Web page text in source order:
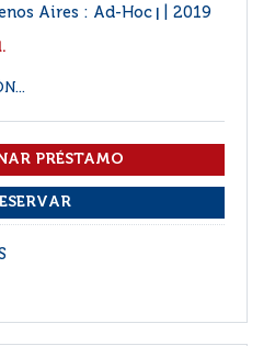
Aires : Ad-Hoc 2019